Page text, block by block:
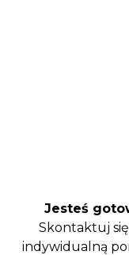
Jesteś
Skontaktuj
indywidualną